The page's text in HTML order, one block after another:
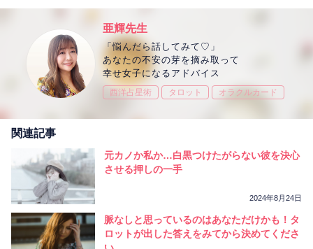
亜輝先生
「悩んだら話してみて♡」
あなたの不安の芽を摘み取って
幸せ女子になるアドバイス
西洋占星術 タロット オラクルカード
関連記事
元カノか私か…白黒つけたがらない彼を決心
させる押しの一手
2024年8月24日
脈なしと思っているのはあなただけかも！タ
ロットが出した答えをみてから決めてくださ